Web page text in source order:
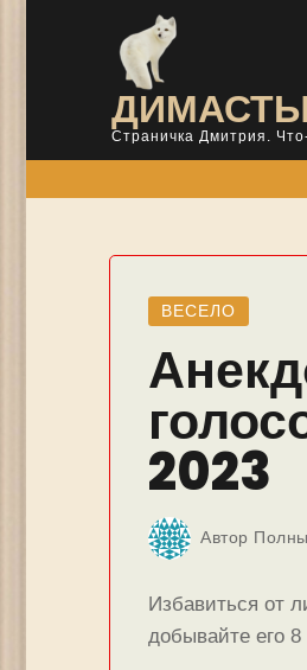
Страничка Дмитрия.
ВЕСЕЛО
2023
Автор
Избавиться от
добывайте его